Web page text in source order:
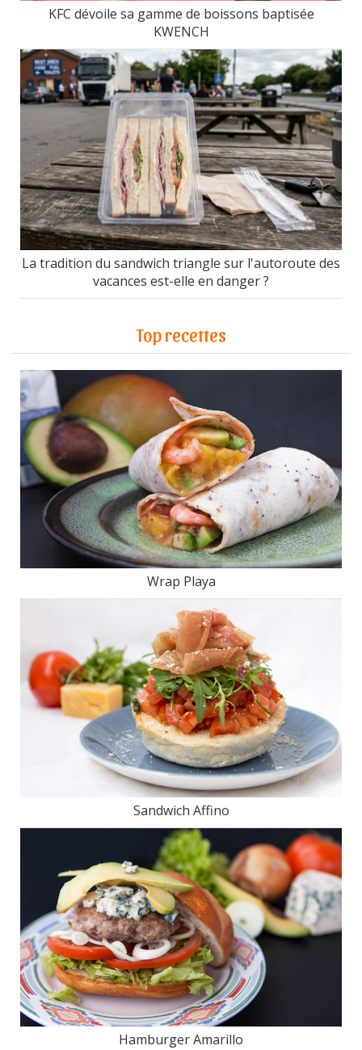
KFC dévoile sa gamme de boissons baptisée
KWENCH
La tradition du sandwich triangle sur l'autoroute des
vacances est-elle en danger ?
Top recettes
Wrap Playa
Sandwich Affino
Hamburger Amarillo